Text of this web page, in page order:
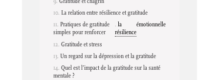
La relation entre résilience et gratitude
Pratiques de gratitude
simples pour renforcer
la
résilience
émotionnelle
Gratitude et stress
Un regard sur la dépression et la gratitude
Quel est l’impact de la gratitude sur la santé
mentale ?